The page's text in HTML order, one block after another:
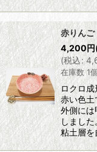
赤りん
4,200円
(税込:
在庫数 1個
ロクロ
赤い色土
外側には
しまし
粘土層